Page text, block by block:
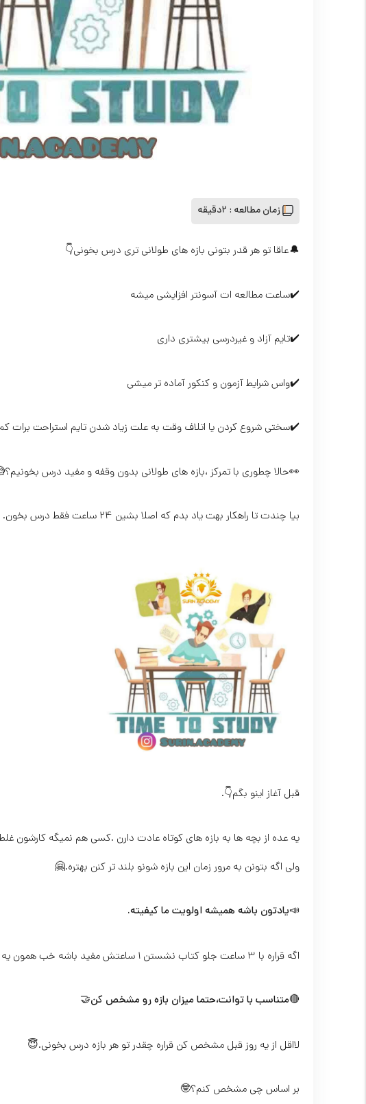
زمان مطالعه : 2دقیقه
🔔عاقا تو هر قدر بتونی بازه های طولانی تری درس بخونی👇
✔️ساعت مطالعه ات آسونتر افزایشی میشه
✔️تایم آزاد و غیردرسی بیشتری داری
✔️واس شرایط آزمون و کنکور آماده تر میشی
✔️سختی شروع کردن یا اتلاف وقت به علت زیاد شدن تایم استراحت برات
👀حالا چطوری با تمرکز ،بازه های طولانی بدون وقفه و مفید درس
بیا چندت تا راهکار بهت یاد بدم که اصلا بشین 24 ساعت فقط درس بخون.
قبل آغاز اینو بگم👇.
یه عده از بچه ها به بازه های کوتاه عادت دارن .کسی هم نمیگه کارشون
ولی اگه بتونن به مرور زمان این بازه شونو بلند تر کنن بهتره.🤗
📣یادتون باشه همیشه اولویت ما کیفیته.
اگه قراره با 3 ساعت جلو کتاب نشستن 1 ساعتش مفید باشه خب همون یه ساعتو فقط بشینی بخونی که خیلی بهتره.
🔴متناسب با توانت،حتما میزان بازه رو مشخص کن🤝
لااقل از یه روز قبل مشخص کن قراره چقدر تو هر بازه درس بخونی.😇
بر اساس چی مشخص کنم؟🤓